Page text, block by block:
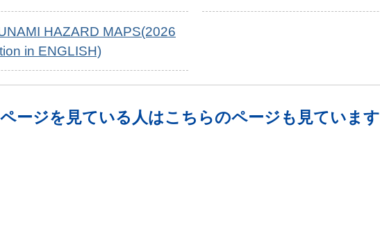
HAZARD MAPS(2026
in ENGLISH)
ージを見ている人はこちらのページも見ています